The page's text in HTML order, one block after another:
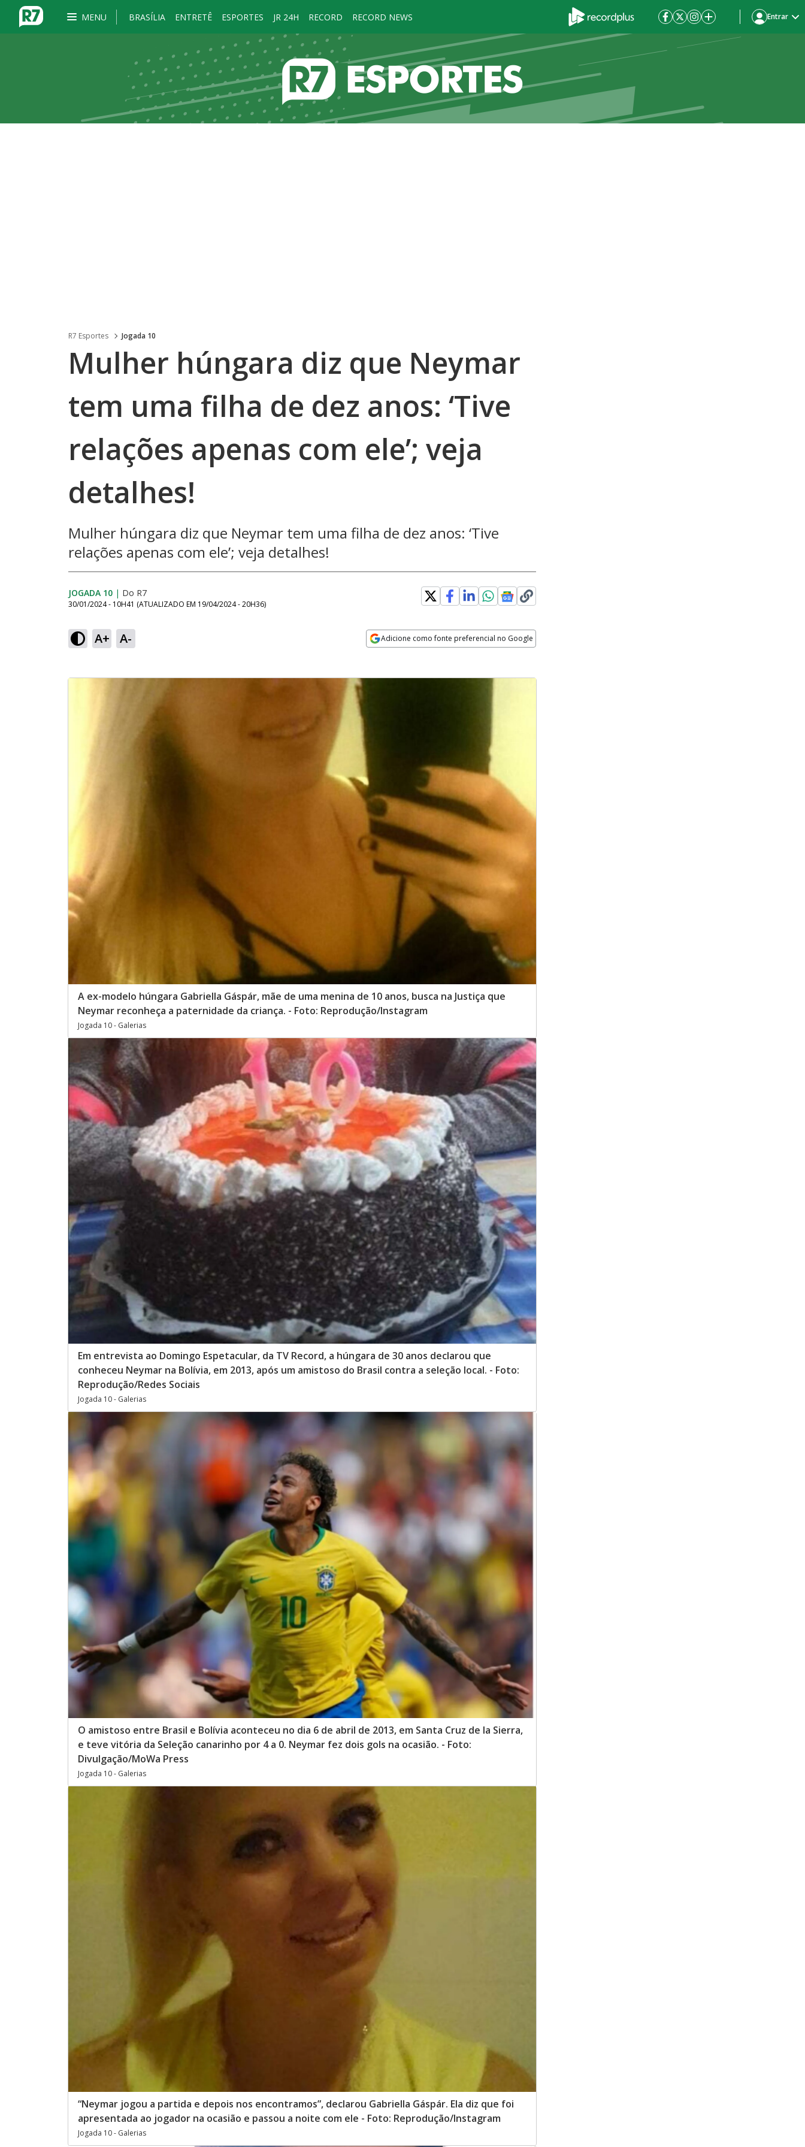
MENU BRASÍLIA ENTRETÊ ESPORTES JR 24H RECORD RECORD NEWS Entrar
R7 Esportes Jogada 10
Mulher húngara diz que Neymar
tem uma filha de dez anos: ‘Tive
relações apenas com ele’; veja
detalhes!
Mulher húngara diz que Neymar tem uma filha de dez anos: ‘Tive
relações apenas com ele’; veja detalhes!
JOGADA 10 | Do R7
30/01/2024 - 10H41 (ATUALIZADO EM 19/04/2024 - 20H36)
A+ A- Adicione como fonte preferencial no Google
A ex-modelo húngara Gabriella Gáspár, mãe de uma menina de 10 anos, busca na Justiça que
Neymar reconheça a paternidade da criança. - Foto: Reprodução/Instagram
Jogada 10 - Galerias
Em entrevista ao Domingo Espetacular, da TV Record, a húngara de 30 anos declarou que
conheceu Neymar na Bolívia, em 2013, após um amistoso do Brasil contra a seleção local. - Foto:
Reprodução/Redes Sociais
Jogada 10 - Galerias
O amistoso entre Brasil e Bolívia aconteceu no dia 6 de abril de 2013, em Santa Cruz de la Sierra,
e teve vitória da Seleção canarinho por 4 a 0. Neymar fez dois gols na ocasião. - Foto:
Divulgação/MoWa Press
Jogada 10 - Galerias
“Neymar jogou a partida e depois nos encontramos”, declarou Gabriella Gáspár. Ela diz que foi
apresentada ao jogador na ocasião e passou a noite com ele - Foto: Reprodução/Instagram
Jogada 10 - Galerias